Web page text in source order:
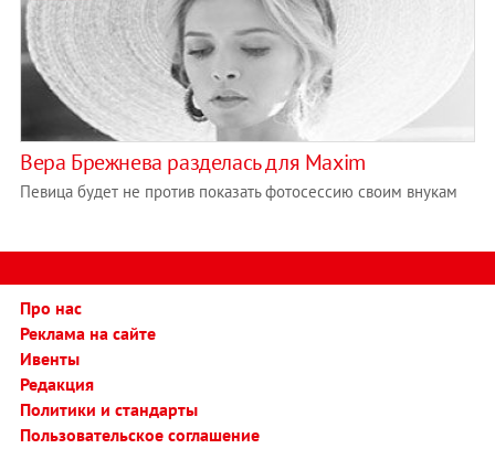
Вера Брежнева разделась для Maxim
Певица будет не против показать фотосессию своим внукам
Про нас
Реклама на сайте
Ивенты
Редакция
Политики и стандарты
Пользовательское соглашение